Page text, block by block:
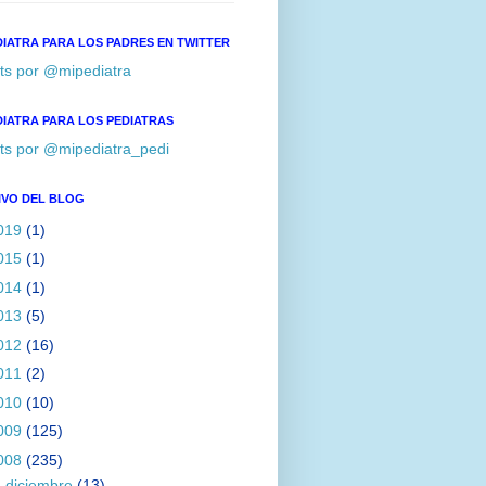
PARA LOS PADRES EN TWITTER
por @mipediatra
PARA LOS PEDIATRAS
por @mipediatra_pedi
DEL BLOG
(1)
(1)
(1)
(5)
(16)
(2)
(10)
(125)
(235)